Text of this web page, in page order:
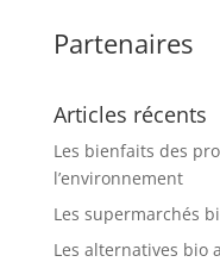
Partenaires
Articles récents
Les bienfaits des
l’environnement
Les supermarchés
Les alternatives bio